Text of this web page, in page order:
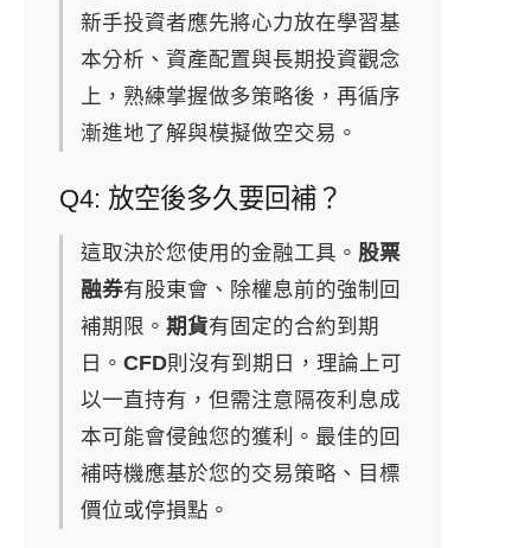
新手投資者應先將心力放在學習基
本分析、資產配置與長期投資觀念
上，熟練掌握做多策略後，再循序
漸進地了解與模擬做空交易。
Q4: 放空後多久要回補？
這取決於您使用的金融工具。 股票
融券有股東會、除權息前的強制回
補期限。 期貨有固定的合約到期
日。 CFD則沒有到期日，理論上可
以一直持有，但需注意隔夜利息成
本可能會侵蝕您的獲利。最佳的回
補時機應基於您的交易策略、目標
價位或停損點。